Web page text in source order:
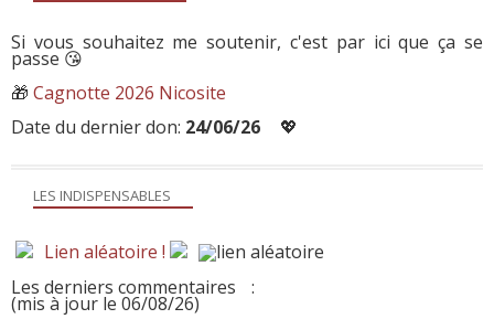
LES INDISPENSABLES
Lien aléatoire !
Les derniers commentaires
:
(mis à jour le 06/08/26)
Si vous souhaitez me soutenir, c'est par ici que ça se
passe 😘
🎁 Cagnotte 2026 Nicosite
Date du dernier don: 24/06/26 💖